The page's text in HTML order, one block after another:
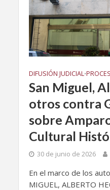
DIFUSIÓN JUDICIAL•
San Miguel,
otros contra
sobre
Cultural
30 de junio de 2026
En el marco de los
MIGUEL, ALBERTO